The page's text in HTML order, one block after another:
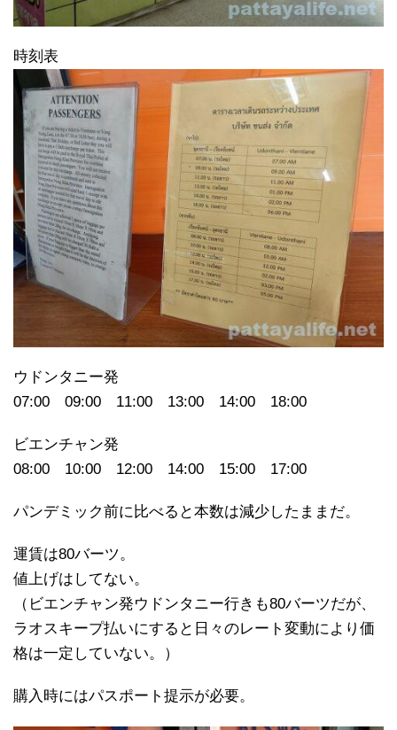
時刻表
ウドンタニー発
07:00 09:00 11:00 13:00 14:00 18:00
ビエンチャン発
08:00 10:00 12:00 14:00 15:00 17:00
パンデミック前に比べると本数は減少したままだ。
運賃は80バーツ。
値上げはしてない。
（ビエンチャン発ウドンタニー行きも80バーツだが、
ラオスキープ払いにすると日々のレート変動により価
格は一定していない。）
購入時にはパスポート提示が必要。